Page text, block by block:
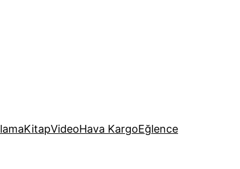
KitapVideoHava KargoEğlence